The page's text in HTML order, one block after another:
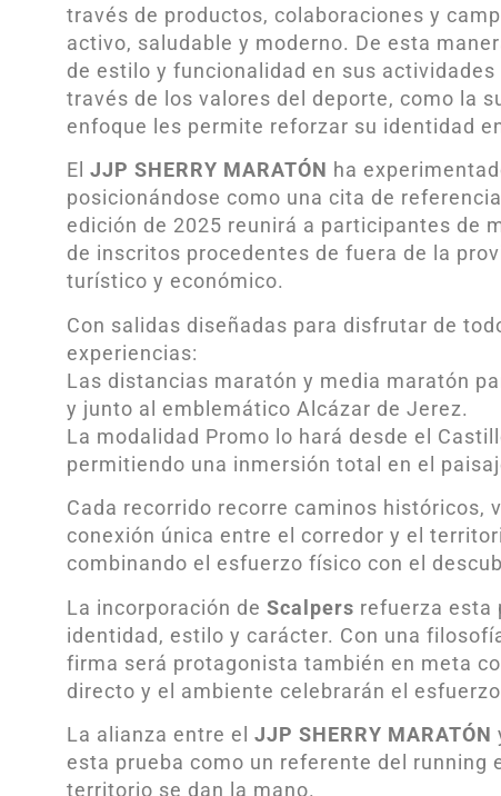
través de productos, colaboraciones y
activo, saludable y moderno. De esta
de estilo y funcionalidad en sus
través de los valores del deporte, como la
enfoque les permite reforzar su identidad
ElJJP SHERRY MARATÓN ha
posicionándose como una cita de
edición de 2025 reunirá a participantes de
de inscritos procedentes de fuera de la
turístico y económico.
Con salidas diseñadas para disfrutar de
experiencias:
Las distancias maratón y media maratón
y junto al emblemático Alcázar de Jerez.
La modalidad Promo lo hará desde el
permitiendo una inmersión total en el
Cada recorrido recorre caminos históricos,
conexión única entre el corredor y el
combinando el esfuerzo físico con el
La incorporación deScalpers refuerza esta
identidad, estilo y carácter. Con una
firma será protagonista también en meta
directo y el ambiente celebrarán el
La alianza entre el JJP SHERRY MARATÓN
esta prueba como un referente del running
territorio se dan la mano.